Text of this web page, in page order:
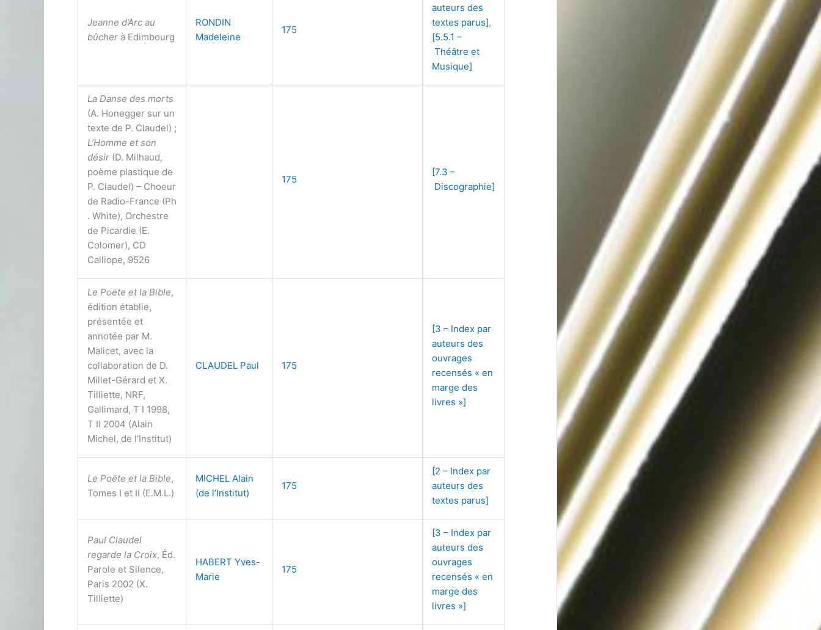
Jeanne d’Arc au
bûcher à Edimbourg
RONDIN
Madeleine
175
auteurs des
textes parus],
[5.5.1 –
Théâtre et
Musique]
La Danse des morts
(A. Honegger sur un
texte de P. Claudel) ;
L’Homme et son
désir (D. Milhaud,
poème plastique de
P. Claudel) – Choeur
de Radio-France (Ph
. White), Orchestre
de Picardie (E.
Colomer), CD
Calliope, 9526
175
[7.3 –
Discographie]
Le Poëte et la Bible,
édition établie,
présentée et
annotée par M.
Malicet, avec la
collaboration de D.
Millet-Gérard et X.
Tilliette, NRF,
Gallimard, T I 1998,
T II 2004 (Alain
Michel, de l’Institut)
CLAUDEL Paul 175
[3 – Index par
auteurs des
ouvrages
recensés « en
marge des
livres »]
Le Poëte et la Bible,
Tomes I et II (E.M.L.)
MICHEL Alain
(de l’Institut)
175
[2 – Index par
auteurs des
textes parus]
Paul Claudel
regarde la Croix, Éd.
Parole et Silence,
Paris 2002 (X.
Tilliette)
HABERT Yves-
Marie
175
[3 – Index par
auteurs des
ouvrages
recensés « en
marge des
livres »]